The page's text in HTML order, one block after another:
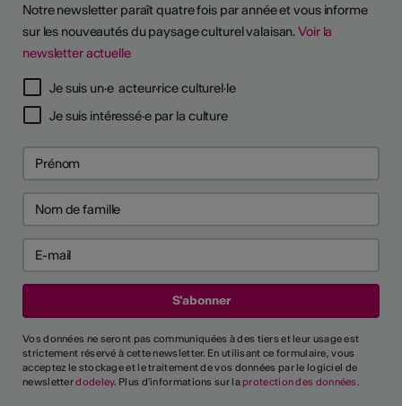
Notre newsletter paraît quatre fois par année et vous informe
sur les nouveautés du paysage culturel valaisan.Voir la
newsletter actuelle
Je suis un·e acteur·rice culturel·le
Je suis intéressé·e par la culture
Vos données ne seront pas communiquées à des tiers et leur usage est
strictement réservé à cette newsletter. En utilisant ce formulaire, vous
acceptez le stockage et le traitement de vos données par le logiciel de
newsletterdodeley. Plus d'informations sur la protection des données.